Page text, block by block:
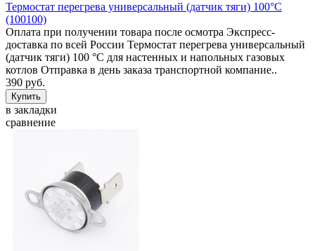
Термостат перегрева универсальный (датчик тяги) 100°C
(100100)
Оплата при получении товара после осмотра Экспресс-
доставка по всей России Термостат перегрева универсальный
(датчик тяги) 100 °C для настенных и напольных газовых
котлов Отправка в день заказа транспортной компание..
390 руб.
в закладки
сравнение